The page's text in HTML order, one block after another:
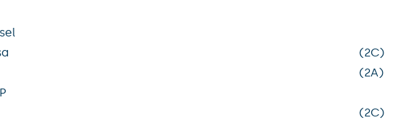
(2C)
(2A)
(2C)